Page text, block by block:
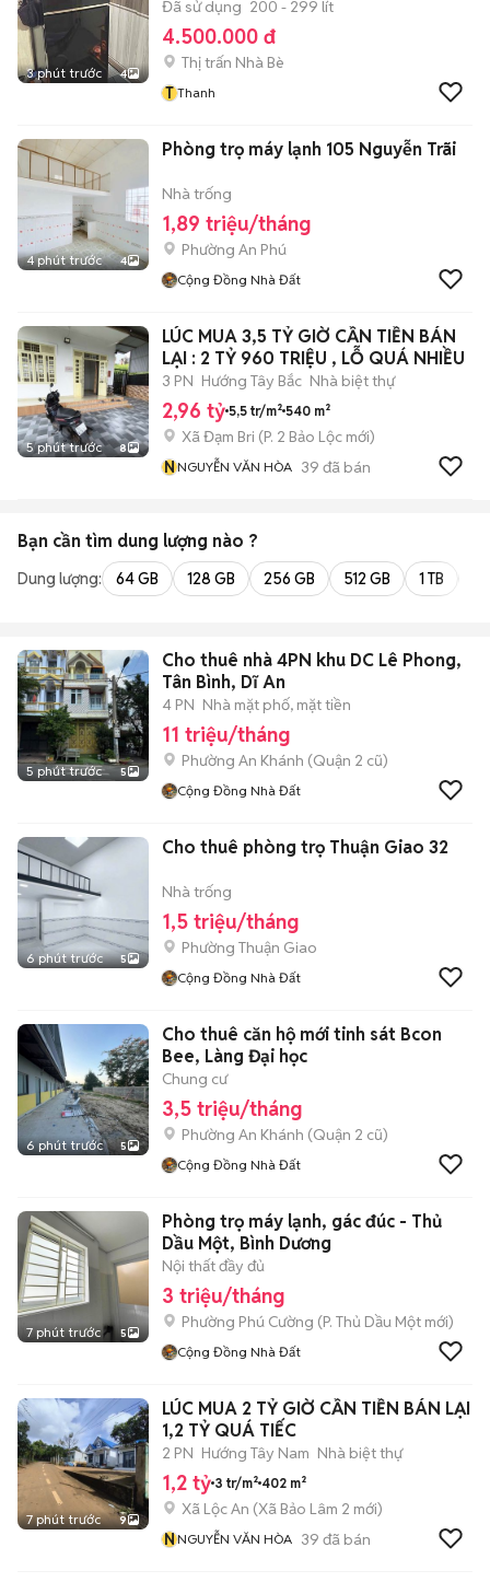
3 phút trước 4
Đã sử dụng 200 - 299 lít
4.500.000 đ
Thị trấn Nhà Bè
T Thanh
4 phút trước 4
Phòng trọ máy lạnh 105 Nguyễn Trãi
Nhà trống
1,89 triệu/tháng
Phường An Phú
Cộng Đồng Nhà Đất
5 phút trước 8
LÚC MUA 3,5 TỶ GIỜ CẦN TIỀN BÁN
LẠI : 2 TỶ 960 TRIỆU , LỖ QUÁ NHIỀU
3 PN Hướng Tây Bắc Nhà biệt thự
2,96 tỷ 5,5 tr/m² 540 m²
Xã Đạm Bri (P. 2 Bảo Lộc mới)
NNGUYỄN VĂN HÒA 39 đã bán
Bạn cần tìm dung lượng nào ?
Dung lượng: 64 GB 128 GB 256 GB 512 GB 1 TB
5 phút trước 5
Cho thuê nhà 4PN khu DC Lê Phong,
Tân Bình, Dĩ An
4 PN Nhà mặt phố, mặt tiền
11 triệu/tháng
Phường An Khánh (Quận 2 cũ)
Cộng Đồng Nhà Đất
6 phút trước 5
Cho thuê phòng trọ Thuận Giao 32
Nhà trống
1,5 triệu/tháng
Phường Thuận Giao
Cộng Đồng Nhà Đất
6 phút trước 5
Cho thuê căn hộ mới tinh sát Bcon
Bee, Làng Đại học
Chung cư
3,5 triệu/tháng
Phường An Khánh (Quận 2 cũ)
Cộng Đồng Nhà Đất
7 phút trước 5
Phòng trọ máy lạnh, gác đúc - Thủ
Dầu Một, Bình Dương
Nội thất đầy đủ
3 triệu/tháng
Phường Phú Cường (P. Thủ Dầu Một mới)
Cộng Đồng Nhà Đất
7 phút trước 9
LÚC MUA 2 TỶ GIỜ CẦN TIỀN BÁN LẠI
1,2 TỶ QUÁ TIẾC
2 PN Hướng Tây Nam Nhà biệt thự
1,2 tỷ 3 tr/m² 402 m²
Xã Lộc An (Xã Bảo Lâm 2 mới)
NNGUYỄN VĂN HÒA 39 đã bán